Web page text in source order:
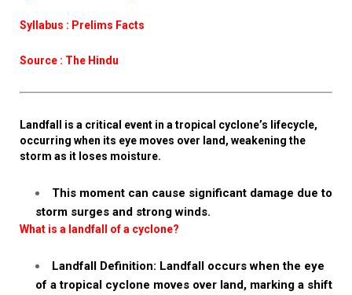
Syllabus : Prelims Facts
Source : The Hindu
Landfall is a critical event in a tropical cyclone’s lifecycle,
occurring when its eye moves over land, weakening the
storm as it loses moisture.
This moment can cause significant damage due to
storm surges and strong winds.
What is a landfall of a cyclone?
Landfall Definition: Landfall occurs when the eye
of a tropical cyclone moves over land, marking a shift